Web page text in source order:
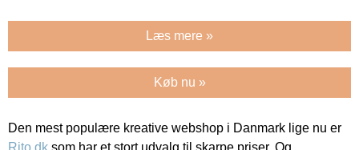
Læs mere »
Køb nu »
Den mest populære kreative webshop i Danmark lige nu er
Rito.dk som har et stort udvalg til skarpe priser. Og